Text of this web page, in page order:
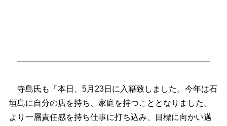
寺島氏も「本日、5月23日に入籍致しました。今年は石
垣島に自分の店を持ち、家庭を持つこととなりました。
より一層責任感を持ち仕事に打ち込み、目標に向かい邁